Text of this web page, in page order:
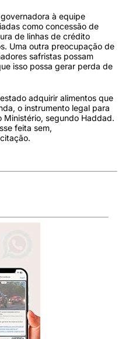
à equipe
como concessão de
de linhas de crédito
Uma outra preocupação de
safristas possam
isso possa gerar perda de
adquirir alimentos que
o instrumento legal para
segundo Haddad.
feita sem,